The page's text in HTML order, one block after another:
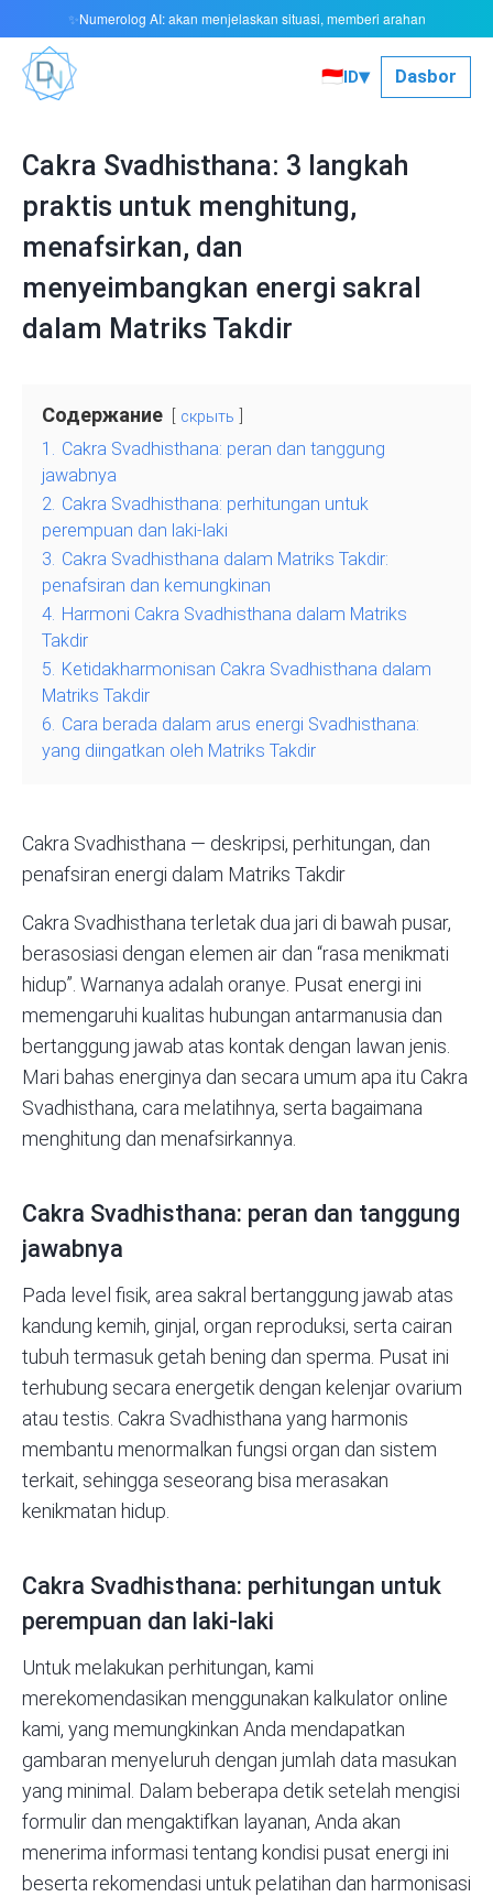
🇮🇩ID▾ Dasbor
Cakra Svadhisthana: 3 langkah
praktis untuk menghitung,
menafsirkan, dan
menyeimbangkan energi sakral
dalam Matriks Takdir
Содержание скрыть
1. Cakra Svadhisthana: peran dan tanggung
jawabnya
2. Cakra Svadhisthana: perhitungan untuk
perempuan dan laki-laki
3. Cakra Svadhisthana dalam Matriks Takdir:
penafsiran dan kemungkinan
4. Harmoni Cakra Svadhisthana dalam Matriks
Takdir
5. Ketidakharmonisan Cakra Svadhisthana dalam
Matriks Takdir
6. Cara berada dalam arus energi Svadhisthana:
yang diingatkan oleh Matriks Takdir
Cakra Svadhisthana — deskripsi, perhitungan, dan
penafsiran energi dalam Matriks Takdir
Cakra Svadhisthana terletak dua jari di bawah pusar,
berasosiasi dengan elemen air dan “rasa menikmati
hidup”. Warnanya adalah oranye. Pusat energi ini
memengaruhi kualitas hubungan antarmanusia dan
bertanggung jawab atas kontak dengan lawan jenis.
Mari bahas energinya dan secara umum apa itu Cakra
Svadhisthana, cara melatihnya, serta bagaimana
menghitung dan menafsirkannya.
Cakra Svadhisthana: peran dan tanggung
jawabnya
Pada level fisik, area sakral bertanggung jawab atas
kandung kemih, ginjal, organ reproduksi, serta cairan
tubuh termasuk getah bening dan sperma. Pusat ini
terhubung secara energetik dengan kelenjar ovarium
atau testis. Cakra Svadhisthana yang harmonis
membantu menormalkan fungsi organ dan sistem
terkait, sehingga seseorang bisa merasakan
kenikmatan hidup.
Cakra Svadhisthana: perhitungan untuk
perempuan dan laki-laki
Untuk melakukan perhitungan, kami
merekomendasikan menggunakan kalkulator online
kami, yang memungkinkan Anda mendapatkan
gambaran menyeluruh dengan jumlah data masukan
yang minimal. Dalam beberapa detik setelah mengisi
formulir dan mengaktifkan layanan, Anda akan
menerima informasi tentang kondisi pusat energi ini
beserta rekomendasi untuk pelatihan dan harmonisasi
✨Numerolog AI: akan menjelaskan situasi, memberi arahan